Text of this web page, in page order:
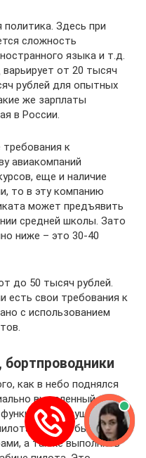
политика. Здесь при
сложность
языка и т.д.
от 20 тысяч
рублей для опытных
же зарплаты
в России.
требования к
авиакомпаний
еще и наличие
то в эту компанию
может предъявить
средней школы. Зато
ниже – это 30-40
до 50 тысяч рублей.
есть свои требования к
с использованием
как в небо поднялся
выделенный
осуществлял
должен бы
а также выполнять